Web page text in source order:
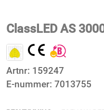
ClassLED AS
Artnr: 159247
E-nummer: 7013755